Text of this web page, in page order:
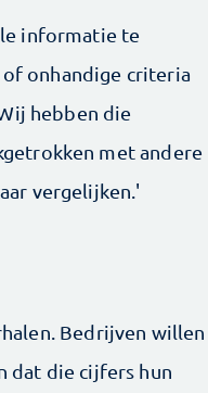
informatie te
onhandige criteria
hebben die
met andere
vergelijken.'
Bedrijven willen
dat die cijfers hun